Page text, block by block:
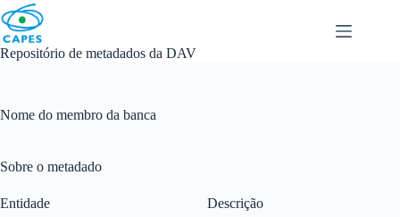
Skip
to
content
Repositório de metadados da DAV
Nome do membro da banca
Sobre o metadado
Entidade Descrição